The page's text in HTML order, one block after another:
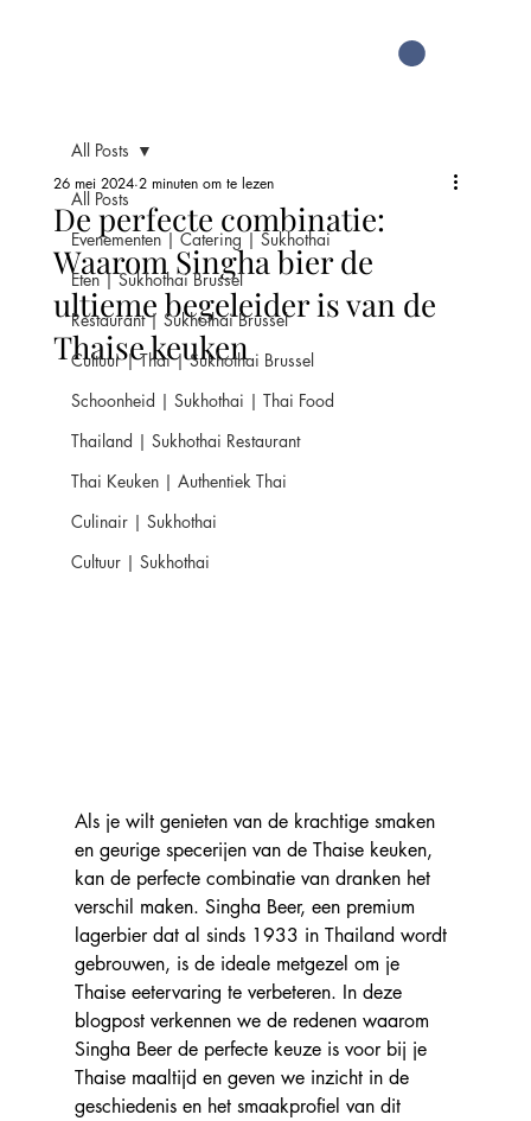
All Posts
Evenementen | Catering | Sukhothai
Eten | Sukhothai Brussel
Restaurant | Sukhothai Brussel
Cultuur | Thai | Sukhothai Brussel
Schoonheid | Sukhothai | Thai Food
Thailand | Sukhothai Restaurant
Thai Keuken | Authentiek Thai
Culinair | Sukhothai
Cultuur | Sukhothai
All Posts
De perfecte combinatie:
Waarom Singha bier de
ultieme begeleider is van de
Thaise keuken
26 mei 2024 2 minuten om te lezen
Als je wilt genieten van de krachtige smaken
en geurige specerijen van de Thaise keuken,
kan de perfecte combinatie van dranken het
verschil maken. Singha Beer, een premium
lagerbier dat al sinds 1933 in Thailand wordt
gebrouwen, is de ideale metgezel om je
Thaise eetervaring te verbeteren. In deze
blogpost verkennen we de redenen waarom
Singha Beer de perfecte keuze is voor bij je
Thaise maaltijd en geven we inzicht in de
geschiedenis en het smaakprofiel van dit